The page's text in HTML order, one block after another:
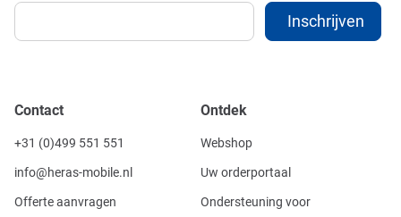
Contact
+31 (0)499 551 551
info@heras-mobile.nl
Offerte aanvragen
Ontdek
Webshop
Uw orderportaal
Ondersteuning voor